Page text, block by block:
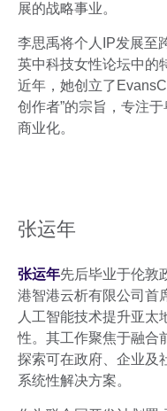
展的战略事业。
李思禹将个人IP发展至
英中科技女性论坛中的
近年，她创立了
创作者”的宗旨，专注
商业化。
张运年
张运年先后毕业于伦敦
港智港云析有限公司首
人工智能技术提升亚太
性。其工作聚焦于融合
探索可在政府、企业及
系统性解决方案。